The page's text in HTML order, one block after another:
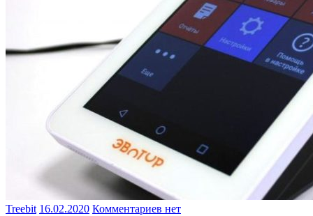
Treebit 16.02.2020 Комментариев нет